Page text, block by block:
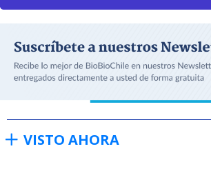
VISTO AHORA